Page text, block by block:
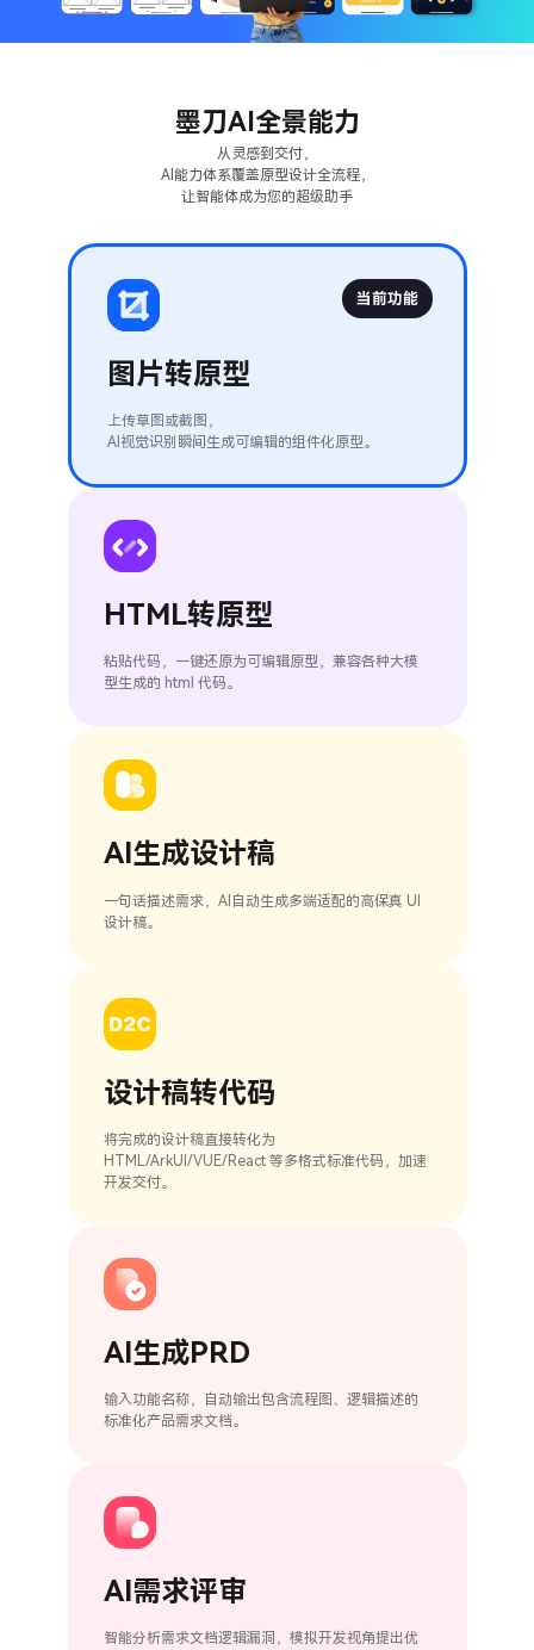
墨刀AI全景能力
从灵感到交付，
AI能力体系覆盖原型设计全流程，
让智能体成为您的超级助手
当前功能
图片转原型
上传草图或截图，
AI视觉识别瞬间生成可编辑的组件化原型。
HTML转原型
粘贴代码，一键还原为可编辑原型，兼容各种大模
型生成的 html 代码。
AI生成设计稿
一句话描述需求，AI自动生成多端适配的高保真 UI
设计稿。
设计稿转代码
将完成的设计稿直接转化为
HTML/ArkUI/VUE/React 等多格式标准代码，加速
开发交付。
AI生成PRD
输入功能名称，自动输出包含流程图、逻辑描述的
标准化产品需求文档。
AI需求评审
智能分析需求文档逻辑漏洞，模拟开发视角提出优